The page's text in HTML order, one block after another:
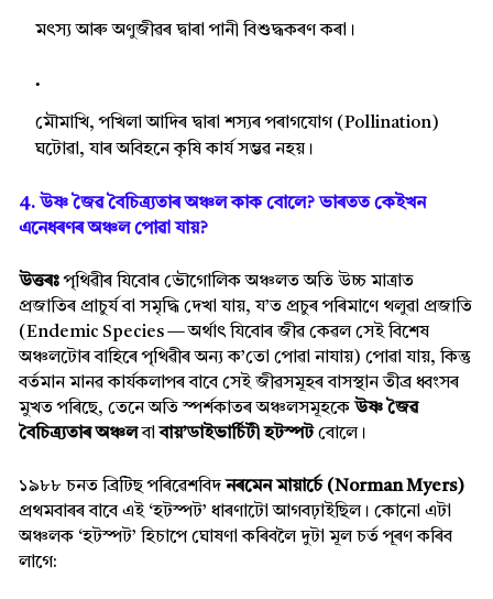
মৎস্য আৰু অণুজীৱৰ দ্বাৰা পানী বিশুদ্ধকৰণ কৰা।
মৌমাখি, পখিলা আদিৰ দ্বাৰা শস্যৰ পৰাগযোগ (Pollination)
ঘটোৱা, যাৰ অবিহনে কৃষি কাৰ্য সম্ভৱ নহয়।
4. উষ্ণ জৈৱ বৈচিত্ৰ্যতাৰ অঞ্চল কাক বোলে? ভাৰতত কেইখন
এনেধৰণৰ অঞ্চল পোৱা যায়?
উত্তৰঃপৃথিৱীৰ যিবোৰ ভৌগোলিক অঞ্চলত অতি উচ্চ মাত্ৰাত
প্ৰজাতিৰ প্ৰাচুৰ্য বা সমৃদ্ধি দেখা যায়, য’ত প্ৰচুৰ পৰিমাণে থলুৱা প্ৰজাতি
(Endemic Species — অৰ্থাৎ যিবোৰ জীৱ কেৱল সেই বিশেষ
অঞ্চলটোৰ বাহিৰে পৃথিৱীৰ অন্য ক’তো পোৱা নাযায়) পোৱা যায়, কিন্তু
বৰ্তমান মানৱ কাৰ্যকলাপৰ বাবে সেই জীৱসমূহৰ বাসস্থান তীব্ৰ ধ্বংসৰ
মুখত পৰিছে, তেনে অতি স্পৰ্শকাতৰ অঞ্চলসমূহকে উষ্ণ জৈৱ
বৈচিত্ৰ্যতাৰ অঞ্চলবাবায়’ডাইভাৰ্চিটী হটস্পটবোলে।
১৯৮৮ চনত ব্ৰিটিছ পৰিৱেশবিদনৰমেন মায়াৰ্চে (Norman Myers)
প্ৰথমবাৰৰ বাবে এই ‘হটস্পট’ ধাৰণাটো আগবঢ়াইছিল। কোনো এটা
অঞ্চলক ‘হটস্পট’ হিচাপে ঘোষণা কৰিবলৈ দুটা মূল চৰ্ত পূৰণ কৰিব
লাগে: